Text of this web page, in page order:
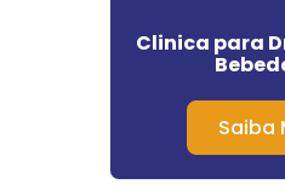
Clinica para
Saiba